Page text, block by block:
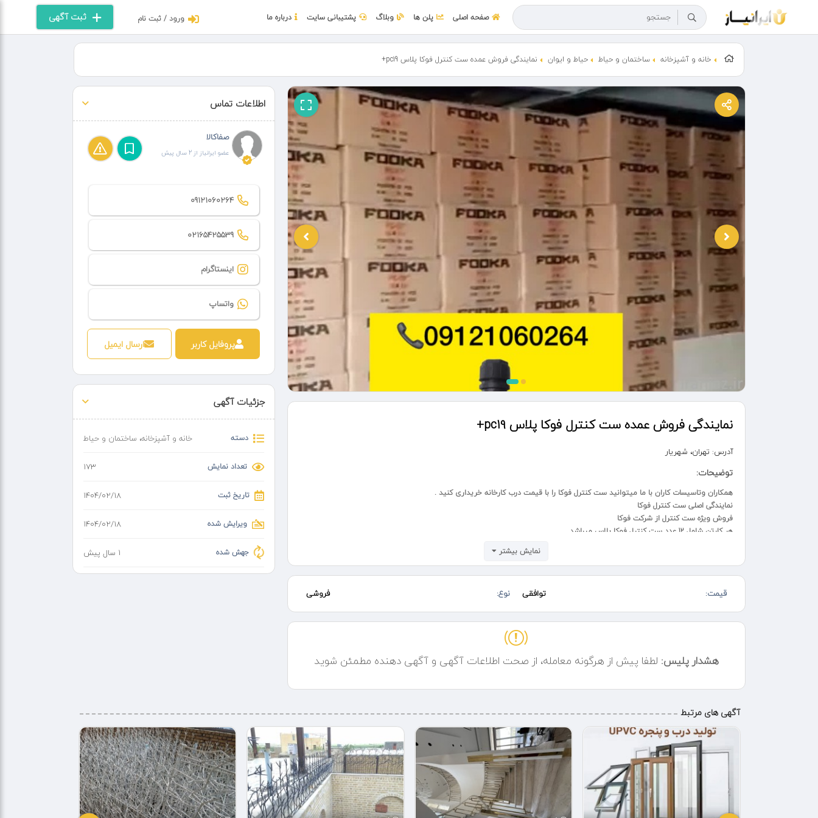
ثبت آگهی ورود / ثبت نام صفحه اصلی پلن ها وبلاگ پشتیبانی سایت درباره ما
خانه و آشپزخانه ساختمان و حیاط حیاط و ایوان نمایندگی فروش عمده ست کنترل فوکا پلاس pc19+
نمایندگی فروش عمده ست کنترل فوکا پلاس pc19+
آدرس: تهران، شهریار
توضیحات:
همکاران وتاسیسات کاران با ما میتوانید ست کنترل فوکا را با قیمت درب کارخانه خریداری کنید .
نمایندگی اصلی ست کنترل فوکا
فروش ویژه ست کنترل از شرکت فوکا
هر کارتن شامل 12 عدد ست کنترل فوکا پلاس میباشد
و ست کنترل فوکا پلاس را میتوانید به دو صورت افقی یا عمودی یا حتی 90 درجه یا 180 درجه نصب کنید
ست کنترل فوکا مدل pc19+ دارای دو عدد خروجی است و قابلیت نصب درجه هم دارد .
نمایش بیشتر
قیمت: توافقی نوع: فروشی
هشدار پلیس: لطفا پیش از هرگونه معامله، از صحت اطلاعات آگهی و آگهی دهنده مطمئن شوید
اطلاعات تماس
صفاکالا
عضو ایرانیاز از 2 سال پیش
09121060264
02165425539
اینستاگرام
واتساپ
پروفایل کاربر ارسال ایمیل
جزئیات آگهی
دسته خانه و آشپزخانه، ساختمان و حیاط
تعداد نمایش 173
تاریخ ثبت ۱۴۰۴/۰۲/۱۸
ویرایش شده ۱۴۰۴/۰۲/۱۸
جهش شده 1 سال پیش
آگهی های مرتبط